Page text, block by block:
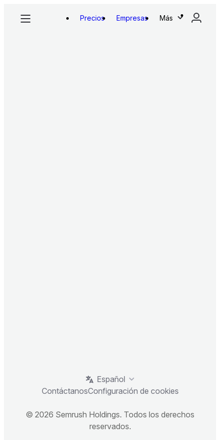
Precios Empresas Más
Español
ContáctanosConfiguración de cookies
© 2026 Semrush Holdings. Todos los derechos
reservados.